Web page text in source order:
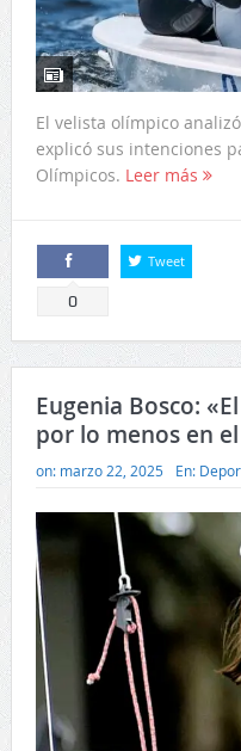
El velista olímpico
explicó sus intenciones
Olímpicos. Leer más
Comparte
0
Tweet
Eugenia Bosco:
por lo menos en
on: marzo 22, 2025 En: